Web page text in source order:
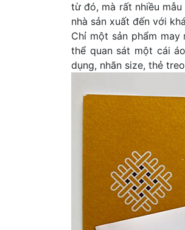
từ đó, mà rất nhiều
nhà sản xuất đến với
Chỉ một sản phẩm
thể quan sát một cái
dụng, nhãn size, thẻ